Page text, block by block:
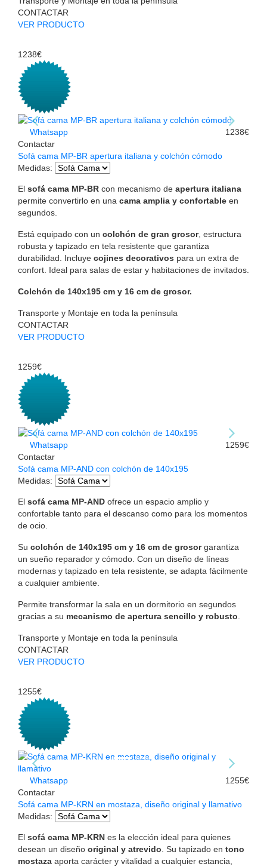
CONTACTAR
VER PRODUCTO
1238€
Whatsapp
Contactar
1238€
Sofá cama MP-BR apertura italiana y colchón cómodo
Medidas:
El sofá cama MP-BR con mecanismo de apertura italiana
permite convertirlo en una cama amplia y confortable en
segundos.
Está equipado con un colchón de gran grosor, estructura
robusta y tapizado en tela resistente que garantiza
durabilidad. Incluye cojines decorativos para un extra de
confort. Ideal para salas de estar y habitaciones de invitados.
Colchón de 140x195 cm y 16 cm de grosor.
Transporte y Montaje en toda la península
CONTACTAR
VER PRODUCTO
1259€
Whatsapp
Contactar
1259€
Sofá cama MP-AND con colchón de 140x195
Medidas:
El sofá cama MP-AND ofrece un espacio amplio y
confortable tanto para el descanso como para los momentos
de ocio.
Su colchón de 140x195 cm y 16 cm de grosorgarantiza
un sueño reparador y cómodo. Con un diseño de líneas
modernas y tapizado en tela resistente, se adapta fácilmente
a cualquier ambiente.
Permite transformar la sala en un dormitorio en segundos
gracias a su mecanismo de apertura sencillo y robusto
Transporte y Montaje en toda la península
CONTACTAR
VER PRODUCTO
1255€
Whatsapp
Contactar
1255€
Sofá cama MP-KRN en mostaza, diseño original y llamativo
Medidas:
El sofá cama MP-KRN es la elección ideal para quienes
desean un diseño original y atrevido . Su tapizado en tono
mostaza aporta carácter y vitalidad a cualquier estancia,